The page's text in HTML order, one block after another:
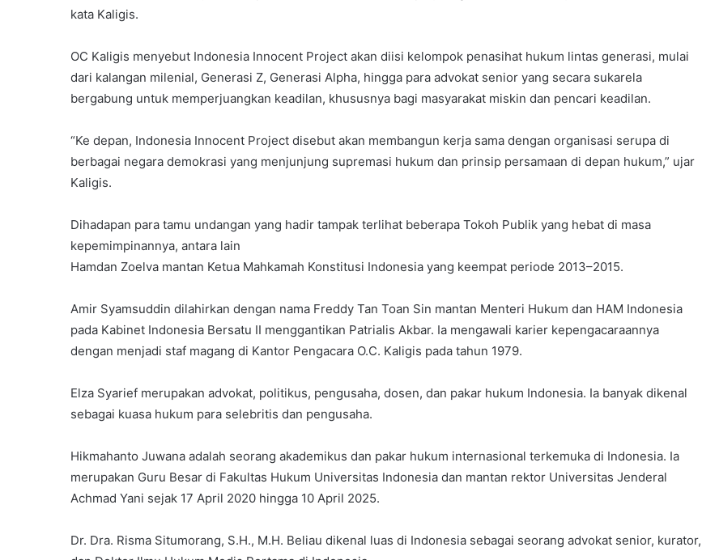
kata Kaligis.
‎OC Kaligis menyebut Indonesia Innocent Project akan diisi kelompok penasihat hukum lintas generasi, mulai
dari kalangan milenial, Generasi Z, Generasi Alpha, hingga para advokat senior yang secara sukarela
bergabung untuk memperjuangkan keadilan, khususnya bagi masyarakat miskin dan pencari keadilan.
‎“Ke depan, Indonesia Innocent Project disebut akan membangun kerja sama dengan organisasi serupa di
berbagai negara demokrasi yang menjunjung supremasi hukum dan prinsip persamaan di depan hukum,” ujar
Kaligis.
‎Dihadapan para tamu undangan yang hadir tampak terlihat beberapa Tokoh Publik yang hebat di masa
kepemimpinannya, antara lain
‎Hamdan Zoelva mantan Ketua Mahkamah Konstitusi Indonesia yang keempat periode 2013–2015.
‎Amir Syamsuddin dilahirkan dengan nama Freddy Tan Toan Sin mantan Menteri Hukum dan HAM Indonesia
pada Kabinet Indonesia Bersatu II menggantikan Patrialis Akbar. Ia mengawali karier kepengacaraannya
dengan menjadi staf magang di Kantor Pengacara O.C. Kaligis pada tahun 1979.
‎Elza Syarief merupakan advokat, politikus, pengusaha, dosen, dan pakar hukum Indonesia. Ia banyak dikenal
sebagai kuasa hukum para selebritis dan pengusaha.
‎Hikmahanto Juwana adalah seorang akademikus dan pakar hukum internasional terkemuka di Indonesia. Ia
merupakan Guru Besar di Fakultas Hukum Universitas Indonesia dan mantan rektor Universitas Jenderal
Achmad Yani sejak 17 April 2020 hingga 10 April 2025.
‎Dr. Dra. Risma Situmorang, S.H., M.H. Beliau dikenal luas di Indonesia sebagai seorang advokat senior, kurator,